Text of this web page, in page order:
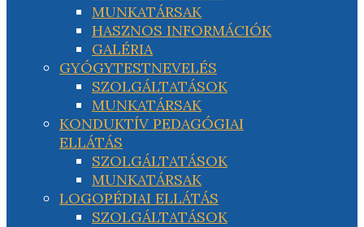
MUNKATÁRSAK
HASZNOS INFORMÁCIÓK
GALÉRIA
GYÓGYTESTNEVELÉS
SZOLGÁLTATÁSOK
MUNKATÁRSAK
KONDUKTÍV PEDAGÓGIAI
ELLÁTÁS
SZOLGÁLTATÁSOK
MUNKATÁRSAK
LOGOPÉDIAI ELLÁTÁS
SZOLGÁLTATÁSOK